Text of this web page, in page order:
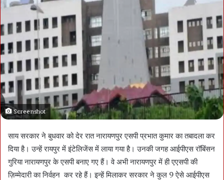
Screenshot
साय सरकार ने बुधवार को देर रात नारायणपुर एसपी प्रभात कुमार का तबादला कर
दिया है। उन्हें रायपुर में इंटेलिजेंस में लाया गया है। उनकी जगह आईपीएस रॉबिंसन
गुरिया नारायणपुर के एसपी बनाए गए हैं। वे अभी नारायणपुर में ही एएसपी की
ज़िम्मेदारी का निर्वहन कर रहे हैं। इन्हें मिलाकर सरकार ने कुल 9 ऐसे आईपीएस